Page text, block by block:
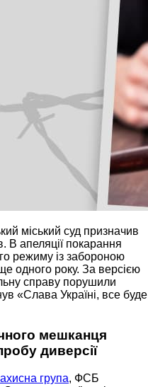
міський суд призначив
В апеляції покарання
режиму із забороною
одного року. За версією
справу порушили
«Слава Україні, все буде
мешканця
диверсії
група, ФСБ